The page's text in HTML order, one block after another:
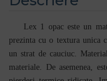
Lex 1 opac este un
prezinta cu o textura unica
un strat de cauciuc.
materiale. De asemenea,